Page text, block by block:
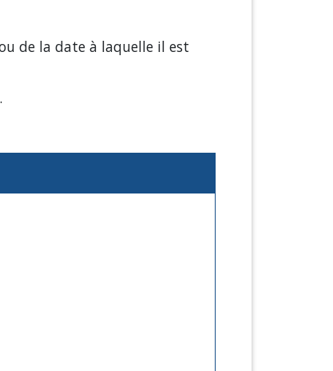
de la date à laquelle il est